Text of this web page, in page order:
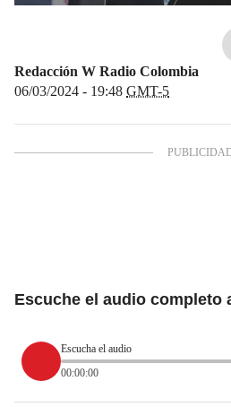
Redacción W Radio Colombia
06/03/2024 - 19:48 GMT-5
Escuche el audio completo
Escucha el audio
00:00:00